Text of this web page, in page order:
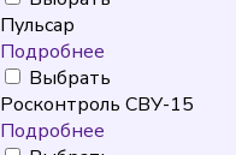
Пульсар
Подробнее
Выбрать
Росконтроль СВУ-15
Подробнее